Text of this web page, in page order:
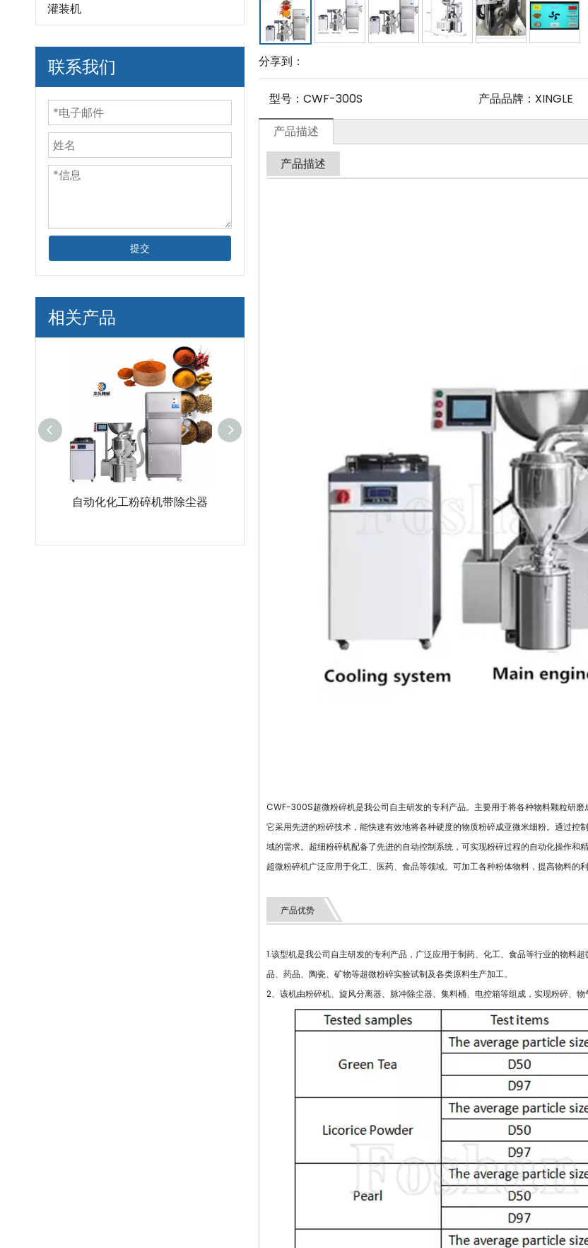
灌装机
联系我们
提交
相关产品
工粉碎机带除尘器
高品质高精度GMP标准药房
超细低噪音药草食品药品粉
玉米粉碎饲料粉碎机和混合
分享到：
型号： CWF-300S 产品品牌： XINGLE
产品描述
产品描述
CWF-300S超微粉碎机是我公司自主研发的专利产品。主要用于将各种物料颗粒研磨
它采用先进的粉碎技术，能快速有效地将各种硬度的物质粉碎成亚微米细粉。通过
域的需求。超细粉碎机配备了先进的自动控制系统，可实现粉碎过程的自动化操作和精
超微粉碎机广泛应用于化工、医药、食品等领域。可加工各种粉体物料，提高物料的
产品优势
1.该型机是我公司自主研发的专利产品，广泛应用于制药、化工、食品等行业的物料
品、药品、陶瓷、矿物等超微粉碎实验试制及各类原料生产加工。
2、该机由粉碎机、旋风分离器、脉冲除尘器、集料桶、电控箱等组成，实现粉碎、